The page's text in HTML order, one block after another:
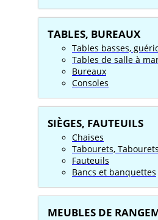
TABLES, BUREAUX
Tables basses,
Tables de salle à
Bureaux
Consoles
SIÈGES, FAUTEUILS
Chaises
Tabourets,
Fauteuils
Bancs et banquettes
MEUBLES DE